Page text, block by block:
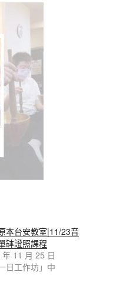
本台安教室|11/23音
缽證照課程
11 月 25 日
日工作坊」中